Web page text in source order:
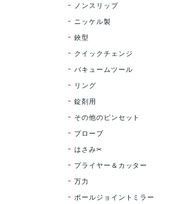
ノンスリップ
ニッケル製
鋏型
クイックチェンジ
バキュームツール
リング
錠剤用
その他のピンセット
プローブ
はさみ✂
プライヤー＆カッター
万力
ポールジョイントミラー